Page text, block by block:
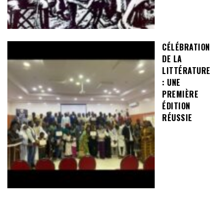
CÉLÉBRATION
DE LA
LITTÉRATURE
: UNE
PREMIÈRE
ÉDITION
RÉUSSIE